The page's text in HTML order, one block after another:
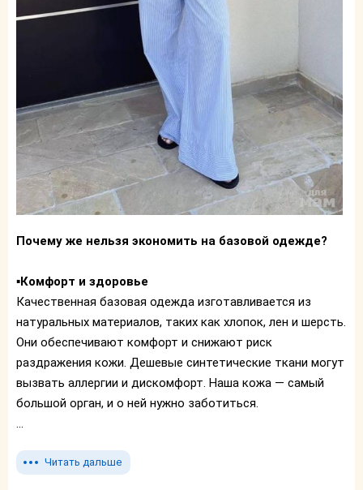
Почему же нельзя экономить на базовой одежде?
▪️Комфорт и здоровье
Качественная базовая одежда изготавливается из
натуральных материалов, таких как хлопок, лен и шерсть.
Они обеспечивают комфорт и снижают риск
раздражения кожи. Дешевые синтетические ткани могут
вызвать аллергии и дискомфорт. Наша кожа — самый
большой орган, и о ней нужно заботиться.
...
Читать дальше